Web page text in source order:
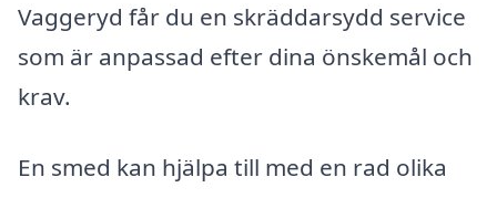
Vaggeryd får du en skräddarsydd service
som är anpassad efter dina önskemål och
krav.
En smed kan hjälpa till med en rad olika